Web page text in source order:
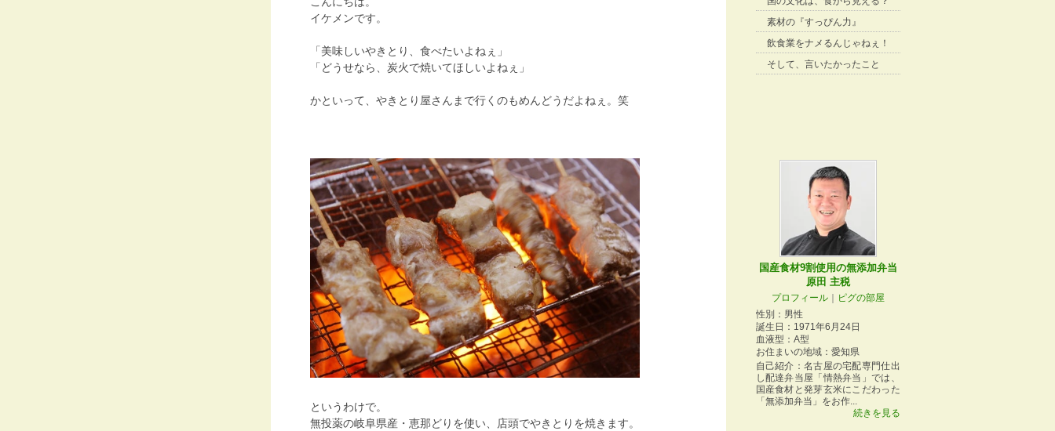
イケメンです。
「美味しいやきとり、食べたいよねぇ」
「どうせなら、炭火で焼いてほしいよねぇ」
かといって、やきとり屋さんまで行くのもめんどうだよねぇ。笑
というわけで。
無投薬の岐阜県産・恵那どりを使い、店頭でやきとりを焼きます。
素材の『すっぴん力』
飲食業をナメるんじゃねぇ！
そして、言いたかったこと
国産食材9割使用の無添加弁当
原田 主税
プロフィール｜
ピグの部屋
性別： 男性
誕生日： 1971年6月24日
血液型： A型
お住まいの地域： 愛知県
自己紹介：名古屋の宅配専門仕出
し配達弁当屋「情熱弁当」では、
国産食材と発芽玄米にこだわった
「無添加弁当」をお作...
続きを見る